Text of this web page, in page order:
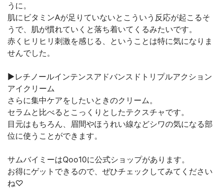
うに。
肌にビタミンAが足りていないとこういう反応が起こるそ
うで、肌が慣れていくと落ち着いてくるみたいです。
赤くヒリヒリ刺激を感じる、ということは特に気になりま
せんでした。
▶︎レチノールインテンスアドバンスドトリプルアクション
アイクリーム
さらに集中ケアをしたいときのクリーム。
セラムと比べるとこっくりとしたテクスチャです。
目元はもちろん、眉間やほうれい線などシワの気になる部
位に使うことができます。
サムバイミーはQoo10に公式ショップがあります。
お得にゲットできるので、ぜひチェックしてみてください
ね♡